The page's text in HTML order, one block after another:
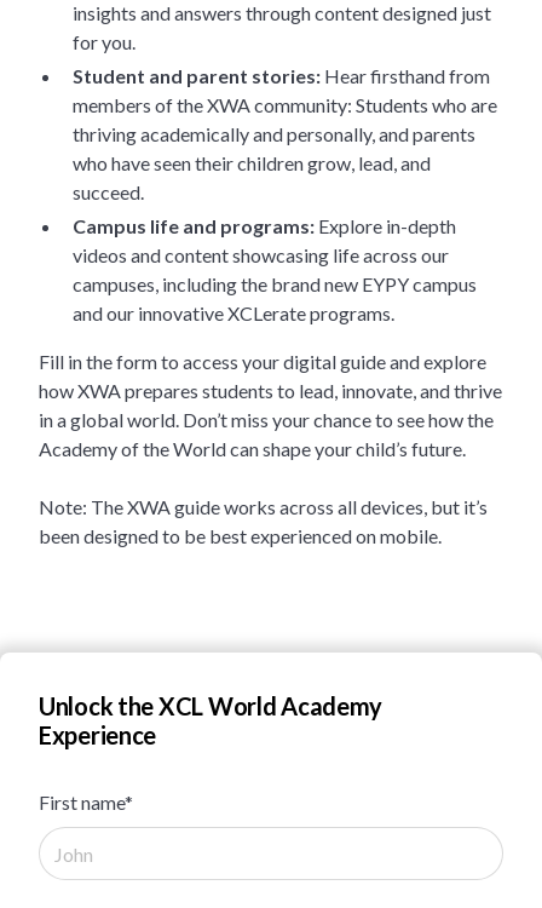
insights and answers through content designed just
for you.
Student and parent stories: Hear firsthand from
members of the XWA community: Students who are
thriving academically and personally, and parents
who have seen their children grow, lead, and
succeed.
Campus life and programs: Explore in-depth
videos and content showcasing life across our
campuses, including the brand new EYPY campus
and our innovative XCLerate programs.
Fill in the form to access your digital guide and explore
how XWA prepares students to lead, innovate, and thrive
in a global world. Don’t miss your chance to see how the
Academy of the World can shape your child’s future.
Note: The XWA guide works across all devices, but it’s
been designed to be best experienced on mobile.
Unlock the XCL World Academy
Experience
First name*